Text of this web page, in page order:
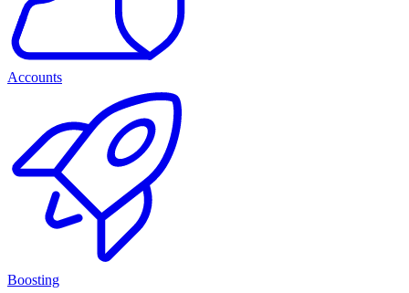
Accounts
Boosting